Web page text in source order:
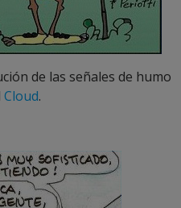
de las señales de humo
Cloud.